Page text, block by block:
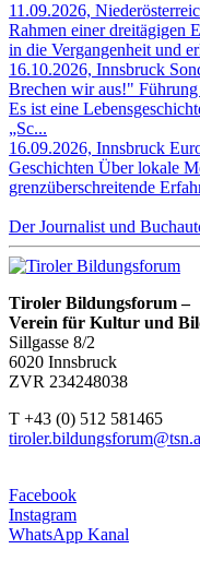
11.09.2026,
Rahmen einer dreitägigen
in die Vergangenheit und
16.10.2026, Innsbruck
Brechen wir aus!"
Es ist eine
„Sc...
16.09.2026, Innsbruck
Geschichten Über lokale
grenzüberschreitende
Der Journalist und
Tiroler Bildungsforum –
Verein für Kultur und
Sillgasse 8/2
6020 Innsbruck
ZVR 234248038
T +43 (0) 512 581465
Facebook
Instagram
WhatsApp Kanal